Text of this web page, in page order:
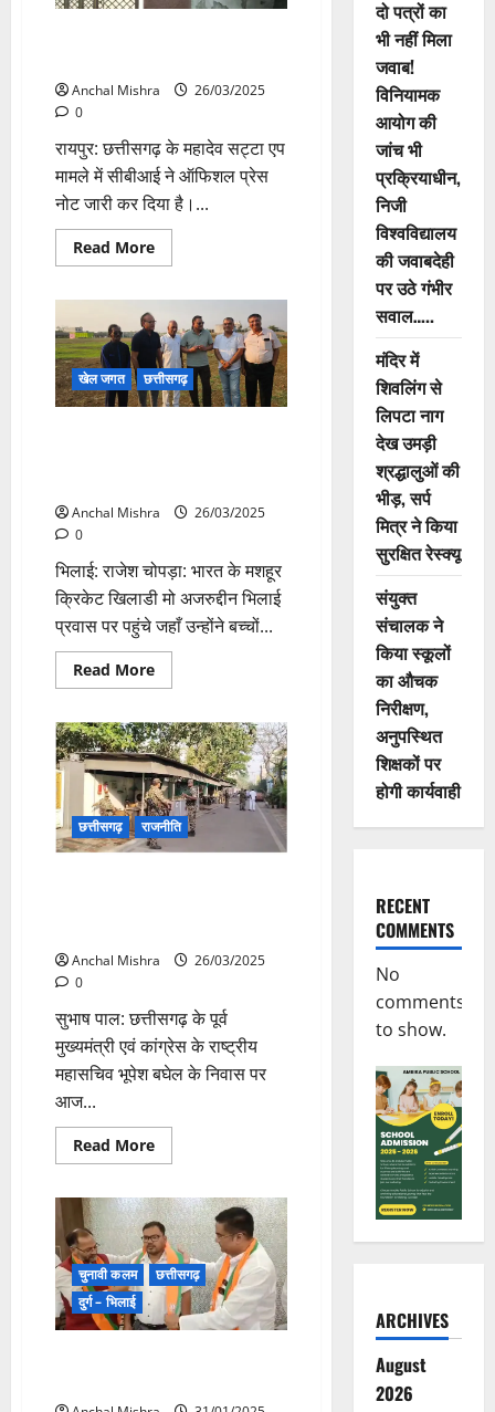
लिए
आएगे
Microsoft
Anchal Mishra
26/03/2025
0
रायपुर: छत्तीसगढ़ के महादेव सट्टा एप
मामले में सीबीआई ने ऑफिशल प्रेस
नोट जारी कर दिया है।...
Read MoreRead
more
CBI
ने
जारी
किया
नोट
,
कही
खेल जगत छत्तीसगढ़
Anchal Mishra
26/03/2025
0
भिलाई: राजेश चोपड़ा: भारत के मशहूर
क्रिकेट खिलाडी मो अजरुद्दीन भिलाई
प्रवास पर पहुंचे जहाँ उन्होंने बच्चों...
Read MoreRead
more
RKC
के
संयोजक
ने
क्रिकेटर
से
की
मुलाक़ात,
अजरुद्दीन
गुर
छत्तीसगढ़ राजनीति
Anchal Mishra
26/03/2025
0
सुभाष पाल: छत्तीसगढ़ के पूर्व
मुख्यमंत्री एवं कांग्रेस के राष्ट्रीय
महासचिव भूपेश बघेल के निवास पर
आज...
Read MoreRead
more
मुख्यमंत्री
भूपेश
बघेल
के
निवास
पर
CBI
की
दबिश,
जांच
चुनावी कलम
छत्तीसगढ़
दुर्ग – भिलाई
दो पत्रों का
भी नहीं मिला
जवाब!
विनियामक
आयोग की
जांच भी
प्रक्रियाधीन,
निजी
विश्वविद्यालय
की जवाबदेही
पर उठे गंभीर
सवाल…..
मंदिर में
शिवलिंग से
लिपटा नाग
देख उमड़ी
श्रद्धालुओं की
भीड़, सर्प
मित्र ने किया
सुरक्षित रेस्क्यू
संयुक्त
संचालक ने
किया स्कूलों
का औचक
निरीक्षण,
अनुपस्थित
शिक्षकों पर
होगी कार्यवाही
RECENT
COMMENTS
No
comments
to show.
ARCHIVES
August
2026